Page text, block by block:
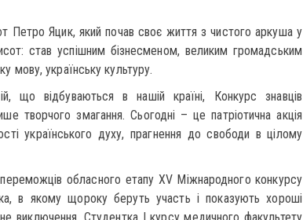
Петро Яцик, який почав своє життя з чистого аркуша у
став успішним бізнесменом, великим громадським
мову, українську культуру.
що відбуваються в нашій країні, Конкурс знавців
творчого змагання. Сьогодні – це патріотична акція
українського духу, прагнення до свободи в цілому
обласного етапу XV Міжнародного конкурсу
в якому щороку беруть участь і показують хороші